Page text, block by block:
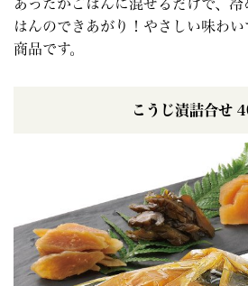
はんのできあがり！やさしい味わ
商品です。
こうじ漬詰合せ